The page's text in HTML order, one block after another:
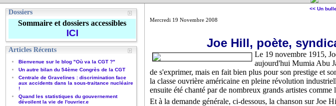
Dossiers
Sommaire et dossiers accessibles
ICI
Articles Récents
Bienvenue sur le blog "Où va la CGT ?"
Un autre bilan du 54ème Congrès de la CGT
Centrale de Gravelines : discrimination face
aux accidents dans la sous-traitance nucléaire
!
Quand les statistiques du gouvernement
dévoilent la vie de l'ouvrier.e
<< Un
Mercredi 19 Novembre 2008
Joe Hill, poète,
Le 19 novembre 1915,
aujourd'hui Mumia Abu
de s'exprimer, mais en fait bien plus pour son prestige et
la classe ouvrière américaine en pleine révolution
ensuite été chanté par de nombreux grands artistes
Et à la demande générale, ci-dessous, la chanson sur Joe